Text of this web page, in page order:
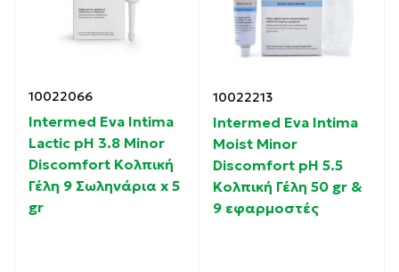
10022066
Intermed Eva Intima
Lactic pH 3.8 Minor
Discomfort Κολπική
Γέλη 9 Σωληνάρια x 5
gr
10022213
Intermed Eva Intima
Moist Minor
Discomfort pH 5.5
Κολπική Γέλη 50 gr &
9 εφαρμοστές